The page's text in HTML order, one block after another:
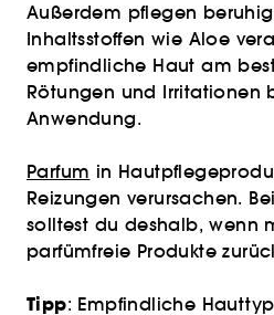
Außerdem pflegen
Inhaltsstoffen wie Aloe
empfindliche Haut am
Rötungen und Irritationen
Anwendung.
Parfum in
Reizungen verursachen.
solltest du deshalb, wenn
parfümfreie Produkte
Tipp: Empfindliche